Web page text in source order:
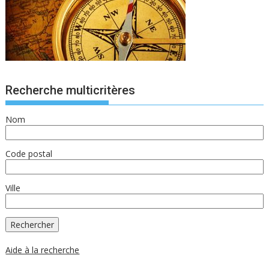
Recherche multicritères
Nom
Code postal
Ville
Aide à la recherche